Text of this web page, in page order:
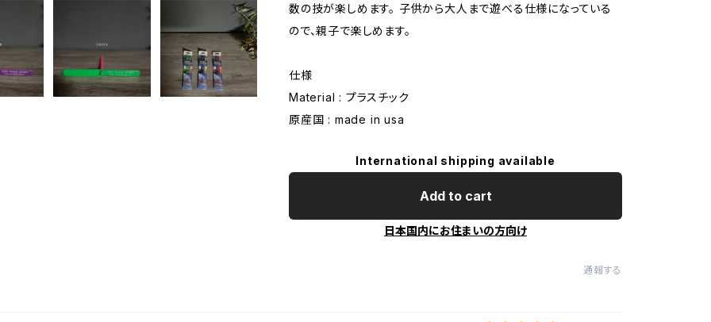
数の技が楽しめます。 子供から大人まで遊べる仕様になっている
ので、親子で楽しめます。
仕様
Material : プラスチック
原産国 : made in usa
International shipping available
Add to cart
日本国内にお住まいの方向け
通報する